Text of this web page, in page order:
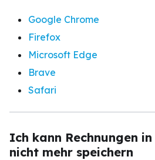
Google Chrome
Firefox
Microsoft Edge
Brave
Safari
Ich kann Rechnungen in
nicht mehr speichern